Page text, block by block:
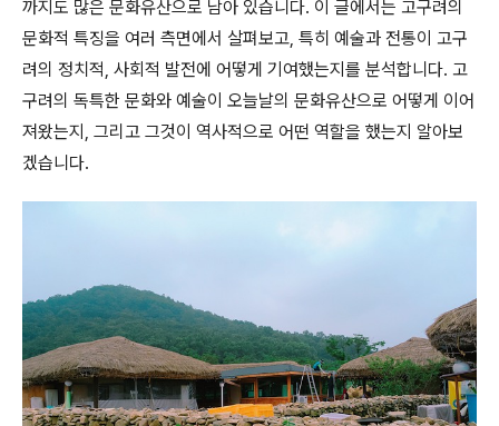
까지도 많은 문화유산으로 남아 있습니다. 이 글에서는 고구려의
문화적 특징을 여러 측면에서 살펴보고, 특히 예술과 전통이 고구
려의 정치적, 사회적 발전에 어떻게 기여했는지를 분석합니다. 고
구려의 독특한 문화와 예술이 오늘날의 문화유산으로 어떻게 이어
져왔는지, 그리고 그것이 역사적으로 어떤 역할을 했는지 알아보
겠습니다.